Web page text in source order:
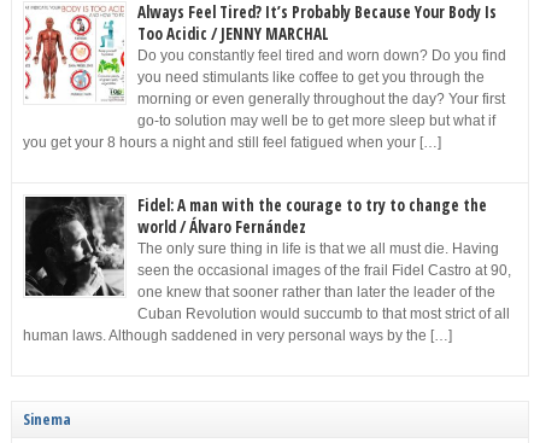
Always Feel Tired? It’s Probably Because Your Body Is
Too Acidic / JENNY MARCHAL
Do you constantly feel tired and worn down? Do you find
you need stimulants like coffee to get you through the
morning or even generally throughout the day? Your first
go-to solution may well be to get more sleep but what if
you get your 8 hours a night and still feel fatigued when your […]
Fidel: A man with the courage to try to change the
world / Álvaro Fernández
The only sure thing in life is that we all must die. Having
seen the occasional images of the frail Fidel Castro at 90,
one knew that sooner rather than later the leader of the
Cuban Revolution would succumb to that most strict of all
human laws. Although saddened in very personal ways by the […]
Sinema